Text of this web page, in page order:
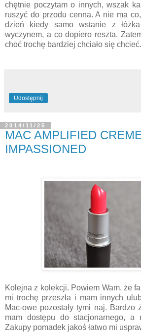
chętnie poczytam o innych, wszak
ruszyć do przodu cenna. A nie ma
dzień kiedy samo wstanie z
wyczynem, a co dopiero reszta.
choć trochę bardziej chciało się chcieć.
Udostępnij
2014/11/25
MAC AMPLIFIED
IMPASSIONED
Kolejna z kolekcji. Powiem Wam, że
mi trochę przeszła i mam innych
Mac-owe pozostały tymi naj. Bardzo
mam dostępu do stacjonarnego,
Zakupy pomadek jakoś łatwo mi